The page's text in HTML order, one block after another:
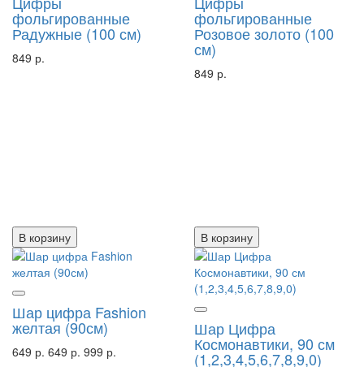
фольгированные
Радужные (100 см)
849 р.
В корзину
фольгированные
Розовое золото (100
см)
849 р.
В корзину
Шар цифра Fashion
желтая (90см)
649 р. 649 р. 999 р.
Шар Цифра
Космонавтики, 90 см
(1,2,3,4,5,6,7,8,9,0)